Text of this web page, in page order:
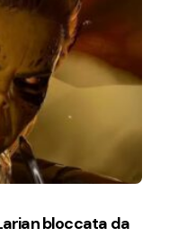
bloccata da